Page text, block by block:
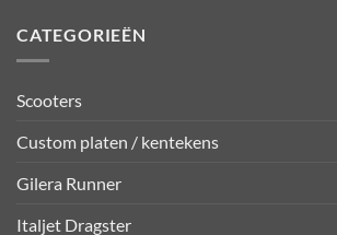
CATEGORIEËN
Scooters
Custom platen / kentekens
Gilera Runner
Italjet Dragster